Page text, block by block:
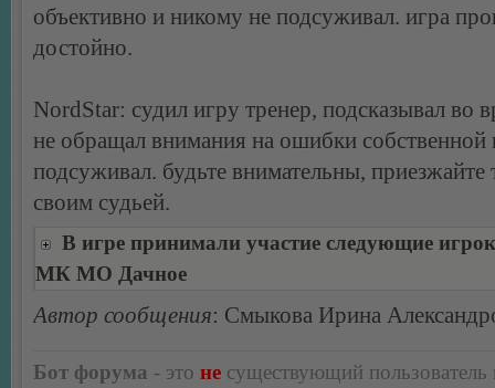
объективно и никому не подсуживал. игра
достойно.
NordStar: судил игру тренер, подсказывал во
не обращал внимания на ошибки
подсуживал. будьте внимательны, приезжайте
своим судьей.
В игре принимали участие следующие
МК МО Дачное
Автор сообщения: Смыкова Ирина
Бот форума - это не существующий пользователь